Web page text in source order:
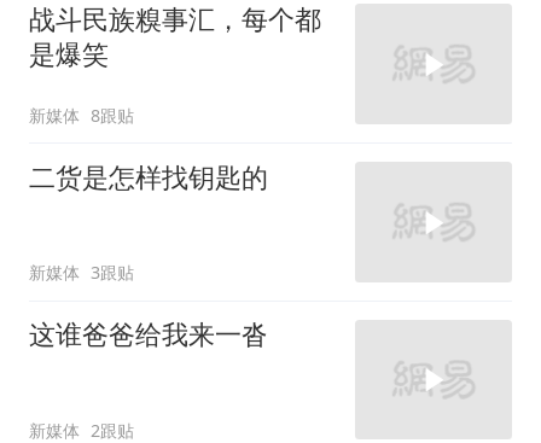
战斗民族糗事汇，每个都
是爆笑
新媒体 8跟贴
二货是怎样找钥匙的
新媒体 3跟贴
这谁爸爸给我来一沓
新媒体 2跟贴